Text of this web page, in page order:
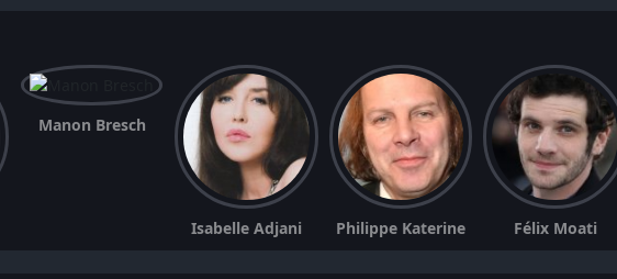
Manon Bresch
Isabelle Adjani Philippe Katerine Félix Moati